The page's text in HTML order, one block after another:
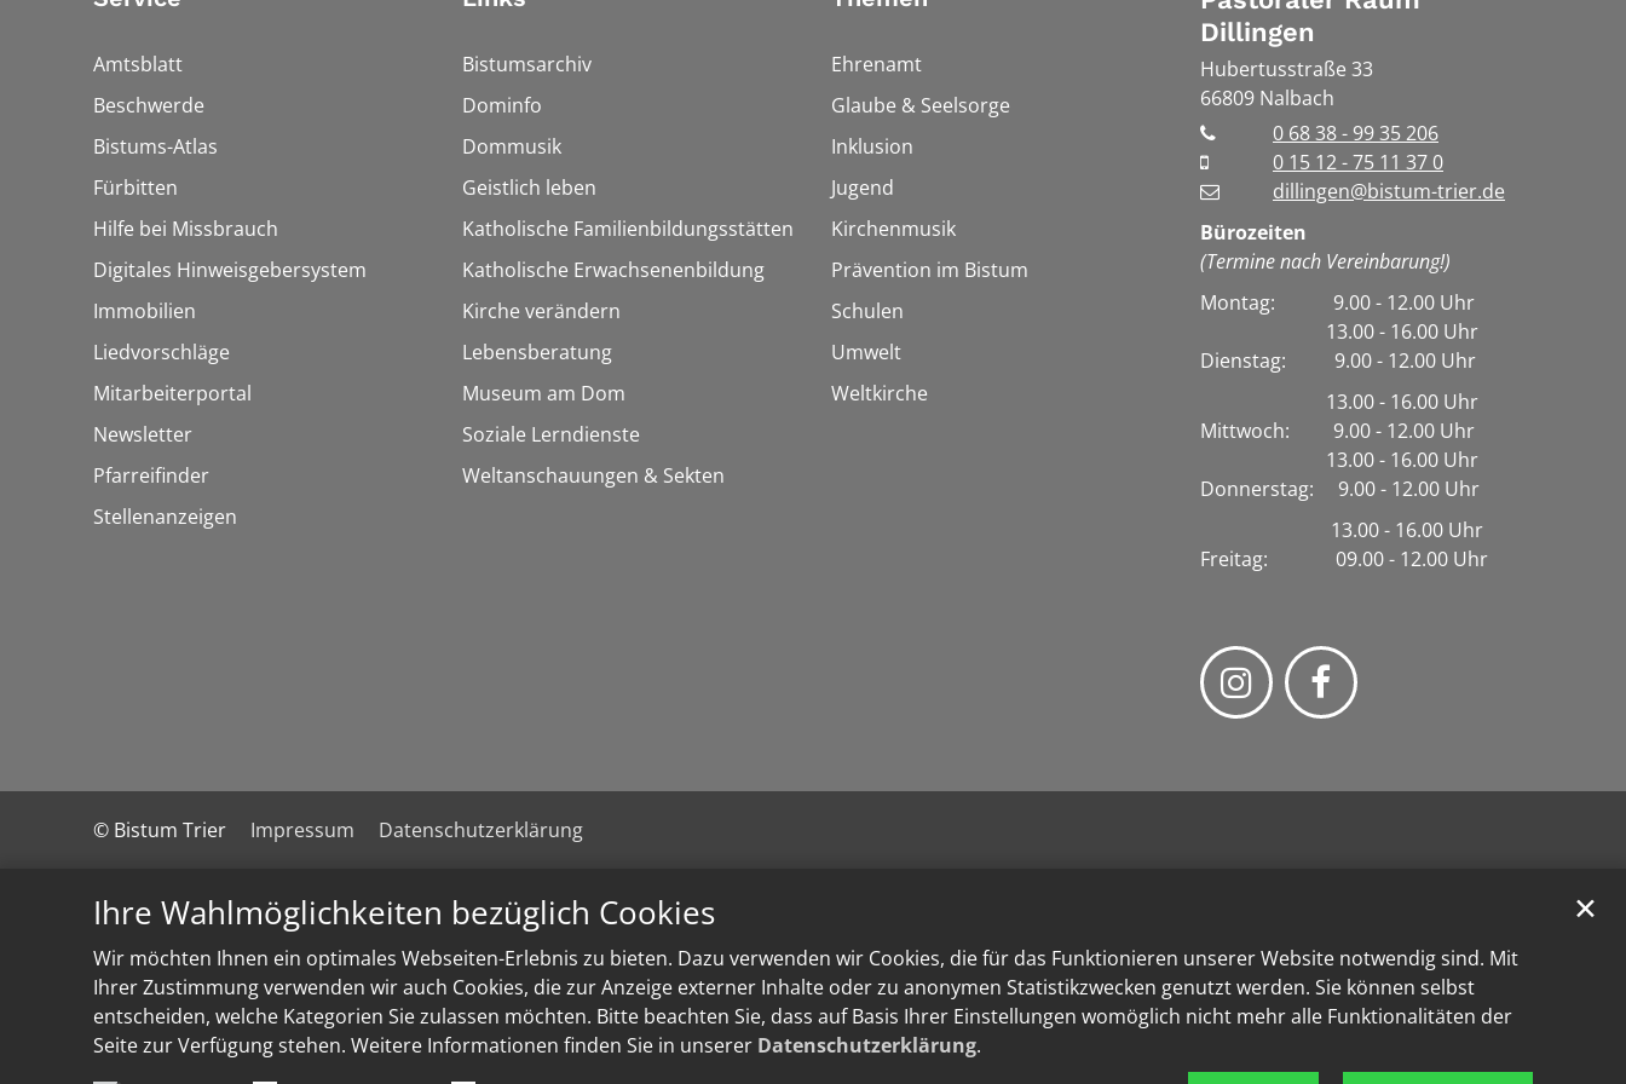
Ihre Wahlmöglichkeiten bezüglich Cookies
Wir möchten Ihnen ein optimales Webseiten-Erlebnis zu bieten. Dazu verwenden wir Cookies, die für das Funktionieren unserer Website notwendig sind. Mit
Ihrer Zustimmung verwenden wir auch Cookies, die zur Anzeige externer Inhalte oder zu anonymen Statistikzwecken genutzt werden. Sie können selbst
entscheiden, welche Kategorien Sie zulassen möchten. Bitte beachten Sie, dass auf Basis Ihrer Einstellungen womöglich nicht mehr alle Funktionalitäten der
Seite zur Verfügung stehen. Weitere Informationen finden Sie in unserer Datenschutzerklärung.
✕
Amtsblatt
Beschwerde
Bistums-Atlas
Fürbitten
Hilfe bei Missbrauch
Digitales Hinweisgebersystem
Immobilien
Liedvorschläge
Mitarbeiterportal
Newsletter
Pfarreifinder
Stellenanzeigen
Bistumsarchiv
Dominfo
Dommusik
Geistlich leben
Katholische Familienbildungsstätten
Katholische Erwachsenenbildung
Kirche verändern
Lebensberatung
Museum am Dom
Soziale Lerndienste
Weltanschauungen & Sekten
Ehrenamt
Glaube & Seelsorge
Inklusion
Jugend
Kirchenmusik
Prävention im Bistum
Schulen
Umwelt
Weltkirche
Dillingen
Hubertusstraße 33
66809 Nalbach
0 68 38 - 99 35 206
0 15 12 - 75 11 37 0
dillingen@bistum-trier.de
Bürozeiten
(Termine nach Vereinbarung!)
Montag: 9.00 - 12.00 Uhr
13.00 - 16.00 Uhr
Dienstag:
9.00 - 12.00 Uhr
13.00 - 16.00 Uhr
Mittwoch: 9.00 - 12.00 Uhr
13.00 - 16.00 Uhr
Donnerstag: 9.00 - 12.00 Uhr
13.00 - 16.00 Uhr
Freitag: 09.00 - 12.00 Uhr
© Bistum Trier Impressum Datenschutzerklärung